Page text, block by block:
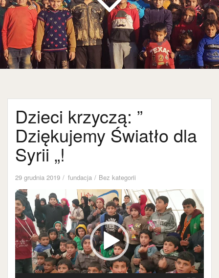
Dzieci krzyczą: ”
Dziękujemy Światło dla
Syrii „!
29 grudnia 2019 fundacja Bez kategorii
Odtwarzacz
video